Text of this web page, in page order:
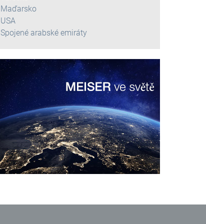
Maďarsko
USA
Spojené arabské emiráty